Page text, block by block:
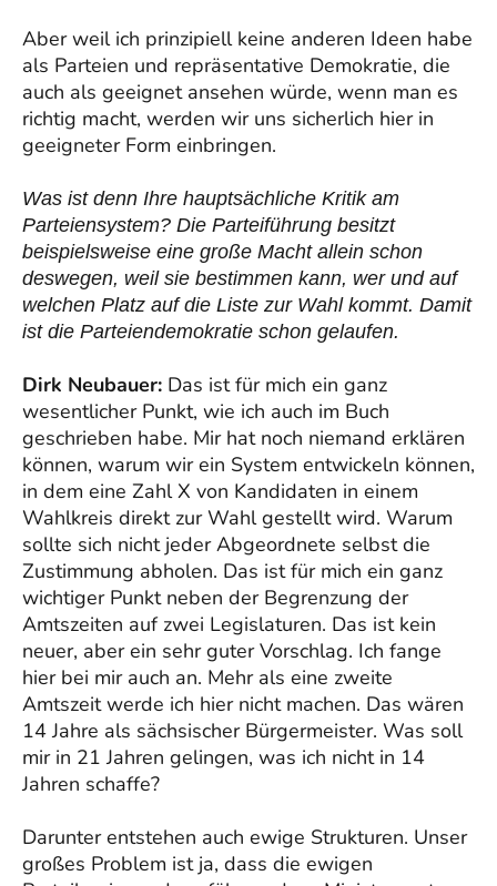
Aber weil ich prinzipiell keine anderen Ideen habe
als Parteien und repräsentative Demokratie, die
auch als geeignet ansehen würde, wenn man es
richtig macht, werden wir uns sicherlich hier in
geeigneter Form einbringen.
Was ist denn Ihre hauptsächliche Kritik am
Parteiensystem? Die Parteiführung besitzt
beispielsweise eine große Macht allein schon
deswegen, weil sie bestimmen kann, wer und auf
welchen Platz auf die Liste zur Wahl kommt. Damit
ist die Parteiendemokratie schon gelaufen.
Dirk Neubauer: Das ist für mich ein ganz
wesentlicher Punkt, wie ich auch im Buch
geschrieben habe. Mir hat noch niemand erklären
können, warum wir ein System entwickeln können,
in dem eine Zahl X von Kandidaten in einem
Wahlkreis direkt zur Wahl gestellt wird. Warum
sollte sich nicht jeder Abgeordnete selbst die
Zustimmung abholen. Das ist für mich ein ganz
wichtiger Punkt neben der Begrenzung der
Amtszeiten auf zwei Legislaturen. Das ist kein
neuer, aber ein sehr guter Vorschlag. Ich fange
hier bei mir auch an. Mehr als eine zweite
Amtszeit werde ich hier nicht machen. Das wären
14 Jahre als sächsischer Bürgermeister. Was soll
mir in 21 Jahren gelingen, was ich nicht in 14
Jahren schaffe?
Darunter entstehen auch ewige Strukturen. Unser
großes Problem ist ja, dass die ewigen